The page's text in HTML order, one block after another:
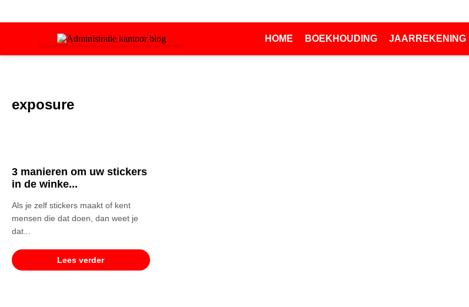
HOME BOEKHOUDING JAARREKENING
exposure
3 manieren om uw stickers
in de winke...
Als je zelf stickers maakt of kent
mensen die dat doen, dan weet je
dat...
Lees verder